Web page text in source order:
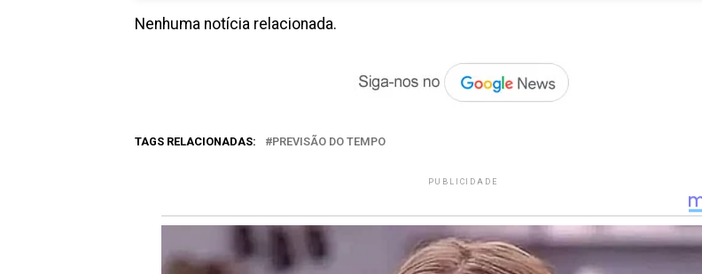
Nenhuma notícia relacionada.
TAGS RELACIONADAS: PREVISÃO DO TEMPO
PUBLICIDADE